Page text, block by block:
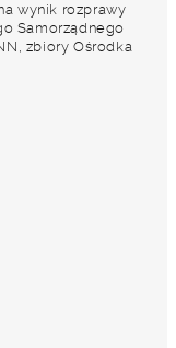
wynik rozprawy
Samorządnego
zbiory Ośrodka